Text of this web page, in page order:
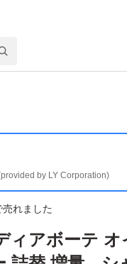
by LY Corporation)
売れました
ィアボーテ オ